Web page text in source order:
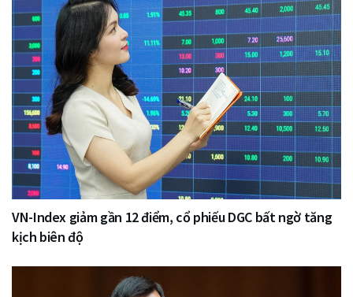
VN-Index giảm gần 12 điểm, cổ phiếu DGC bất ngờ tăng
kịch biên độ